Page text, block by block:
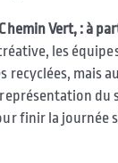
Vert, : à
les
recyclées, mais
du
finir la journée